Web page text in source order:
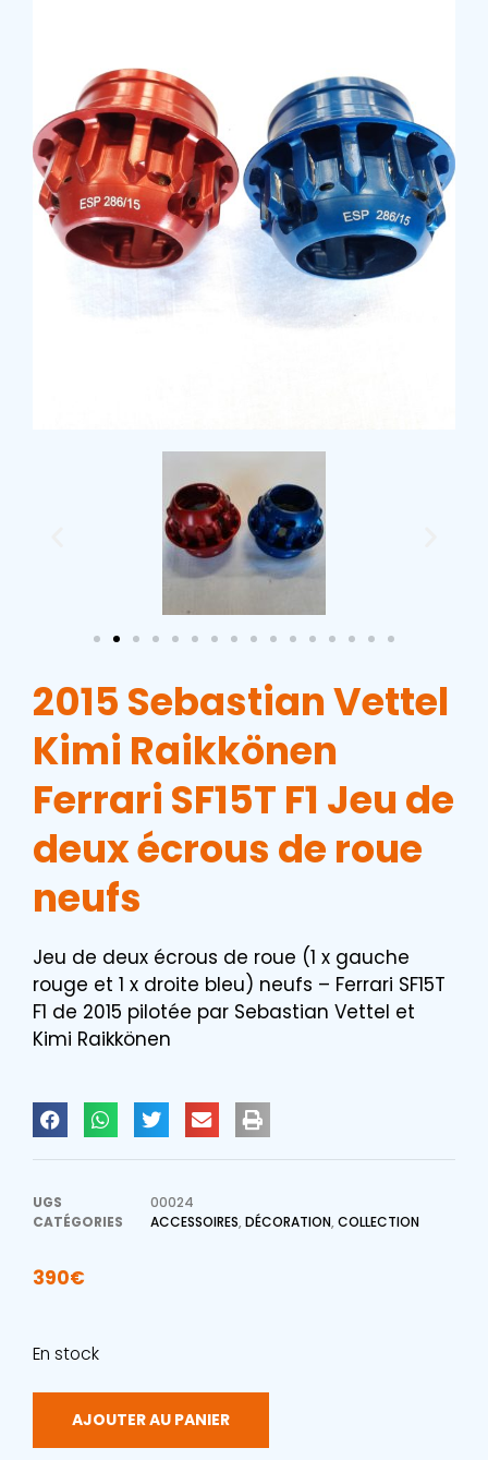
2015 Sebastian Vettel
Kimi Raikkönen
Ferrari SF15T F1 Jeu de
deux écrous de roue
neufs
Jeu de deux écrous de roue (1 x gauche
rouge et 1 x droite bleu) neufs – Ferrari SF15T
F1 de 2015 pilotée par Sebastian Vettel et
Kimi Raikkönen
UGS
00024
CATÉGORIES
ACCESSOIRES, DÉCORATION, COLLECTION
390€
En stock
AJOUTER AU PANIER